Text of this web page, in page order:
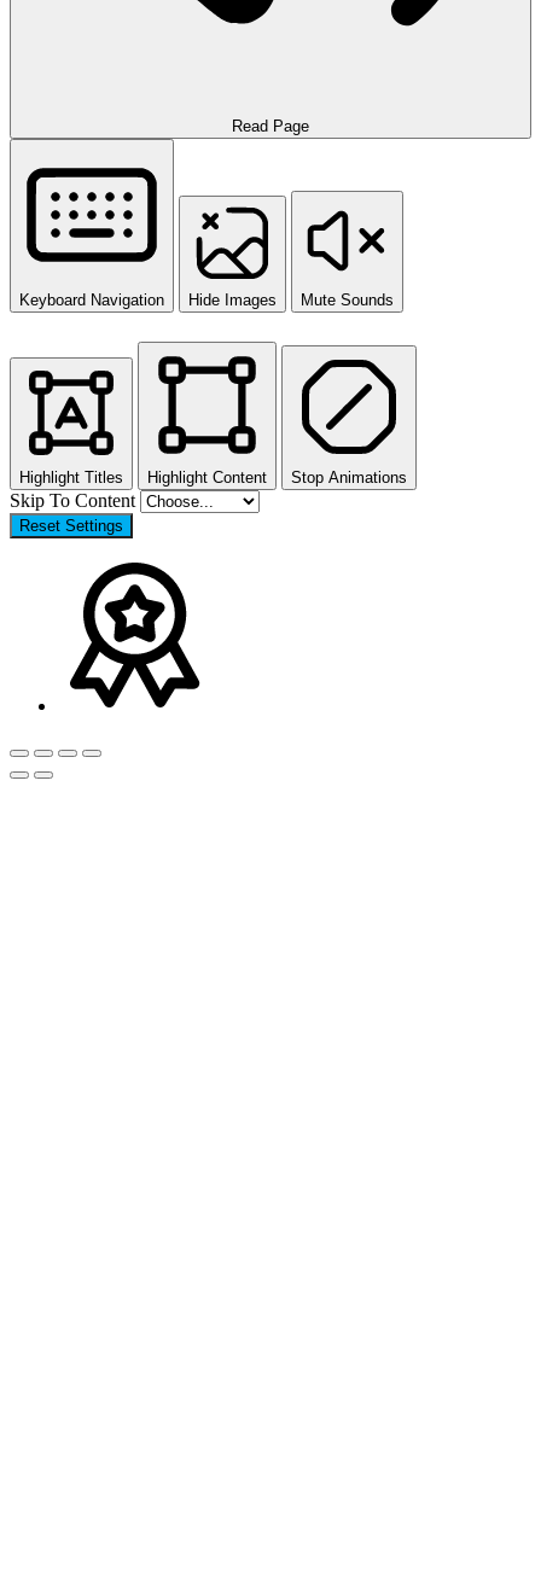
Read Page
Keyboard Navigation Hide Images Mute Sounds
Highlight Titles Highlight Content Stop Animations
Skip To Content
Reset Settings